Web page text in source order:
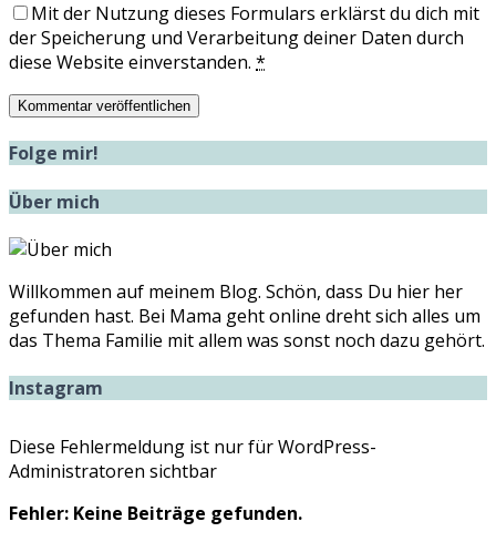
Mit der Nutzung dieses Formulars erklärst du dich mit
der Speicherung und Verarbeitung deiner Daten durch
diese Website einverstanden. *
Folge mir!
Über mich
Willkommen auf meinem Blog. Schön, dass Du hier her
gefunden hast. Bei Mama geht online dreht sich alles um
das Thema Familie mit allem was sonst noch dazu gehört.
Instagram
Diese Fehlermeldung ist nur für WordPress-
Administratoren sichtbar
Fehler: Keine Beiträge gefunden.